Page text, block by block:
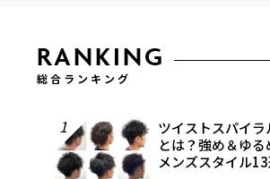
RANKING
総合ランキング
1
ツイストスパイラ
とは？強め＆ゆ
メンズスタイル